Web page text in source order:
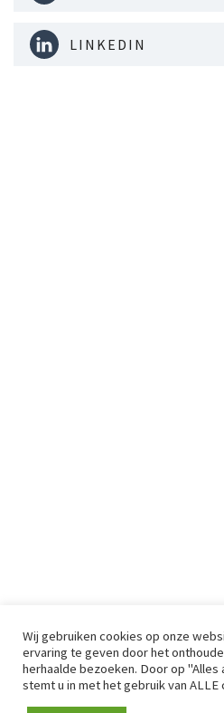
LINKEDIN
Wij gebruiken cookies op onze
ervaring te geven door het
herhaalde bezoeken. Door op
stemt u in met het gebruik van ALLE